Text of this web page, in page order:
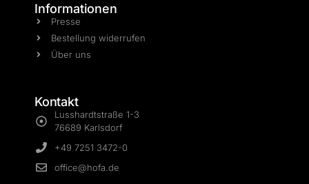
Informationen
Presse
Bestellung widerrufen
Über uns
Kontakt
Lusshardtstraße 1-3
76689 Karlsdorf
+49 7251 3472-0
office@hofa.de